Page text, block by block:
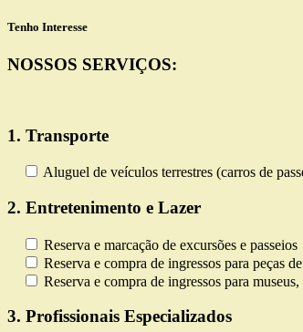
Tenho Interesse
NOSSOS SERVIÇOS:
1. Transporte
Aluguel de veículos terrestres (carros de
2. Entretenimento e Lazer
Reserva e marcação de excursões e passeios
Reserva e compra de ingressos para peças
Reserva e compra de ingressos para
3. Profissionais Especializados